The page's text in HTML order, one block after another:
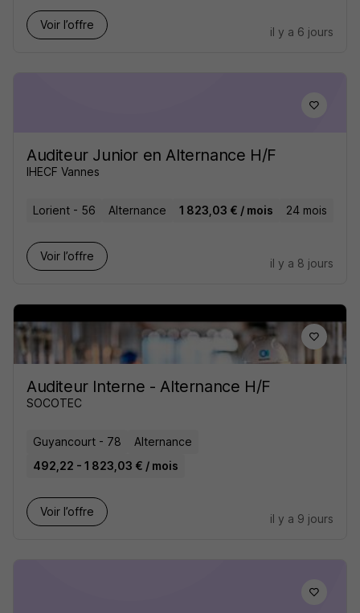
Voir l’offre
il y a 6 jours
Auditeur Junior en Alternance H/F
IHECF Vannes
Lorient - 56 Alternance 1 823,03 € / mois 24 mois
Voir l’offre
il y a 8 jours
Auditeur Interne - Alternance H/F
SOCOTEC
Guyancourt - 78
Alternance
492,22 - 1 823,03 € / mois
Voir l’offre
il y a 9 jours